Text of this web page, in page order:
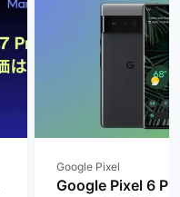
Google Pixel
Google Pixel 6